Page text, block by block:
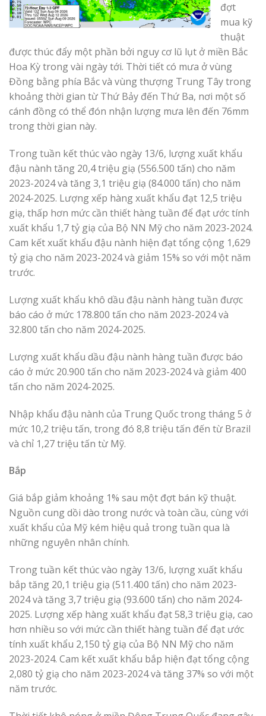
đợt
mua kỹ
thuật
được thúc đẩy một phần bởi nguy cơ lũ lụt ở miền Bắc
Hoa Kỳ trong vài ngày tới. Thời tiết có mưa ở vùng
Đồng bằng phía Bắc và vùng thượng Trung Tây trong
khoảng thời gian từ Thứ Bảy đến Thứ Ba, nơi một số
cánh đồng có thể đón nhận lượng mưa lên đến 76mm
trong thời gian này.
Trong tuần kết thúc vào ngày 13/6, lượng xuất khẩu
đậu nành tăng 20,4 triệu giạ (556.500 tấn) cho năm
2023-2024 và tăng 3,1 triệu giạ (84.000 tấn) cho năm
2024-2025. Lượng xếp hàng xuất khẩu đạt 12,5 triệu
giạ, thấp hơn mức cần thiết hàng tuần để đạt ước tính
xuất khẩu 1,7 tỷ giạ của Bộ NN Mỹ cho năm 2023-2024.
Cam kết xuất khẩu đậu nành hiện đạt tổng cộng 1,629
tỷ giạ cho năm 2023-2024 và giảm 15% so với một năm
trước.
Lượng xuất khẩu khô dầu đậu nành hàng tuần được
báo cáo ở mức 178.800 tấn cho năm 2023-2024 và
32.800 tấn cho năm 2024-2025.
Lượng xuất khẩu dầu đậu nành hàng tuần được báo
cáo ở mức 20.900 tấn cho năm 2023-2024 và giảm 400
tấn cho năm 2024-2025.
Nhập khẩu đậu nành của Trung Quốc trong tháng 5 ở
mức 10,2 triệu tấn, trong đó 8,8 triệu tấn đến từ Brazil
và chỉ 1,27 triệu tấn từ Mỹ.
Bắp
Giá bắp giảm khoảng 1% sau một đợt bán kỹ thuật.
Nguồn cung dồi dào trong nước và toàn cầu, cùng với
xuất khẩu của Mỹ kém hiệu quả trong tuần qua là
những nguyên nhân chính.
Trong tuần kết thúc vào ngày 13/6, lượng xuất khẩu
bắp tăng 20,1 triệu giạ (511.400 tấn) cho năm 2023-
2024 và tăng 3,7 triệu giạ (93.600 tấn) cho năm 2024-
2025. Lượng xếp hàng xuất khẩu đạt 58,3 triệu giạ, cao
hơn nhiều so với mức cần thiết hàng tuần để đạt ước
tính xuất khẩu 2,150 tỷ giạ của Bộ NN Mỹ cho năm
2023-2024. Cam kết xuất khẩu bắp hiện đạt tổng cộng
2,080 tỷ giạ cho năm 2023-2024 và tăng 37% so với một
năm trước.